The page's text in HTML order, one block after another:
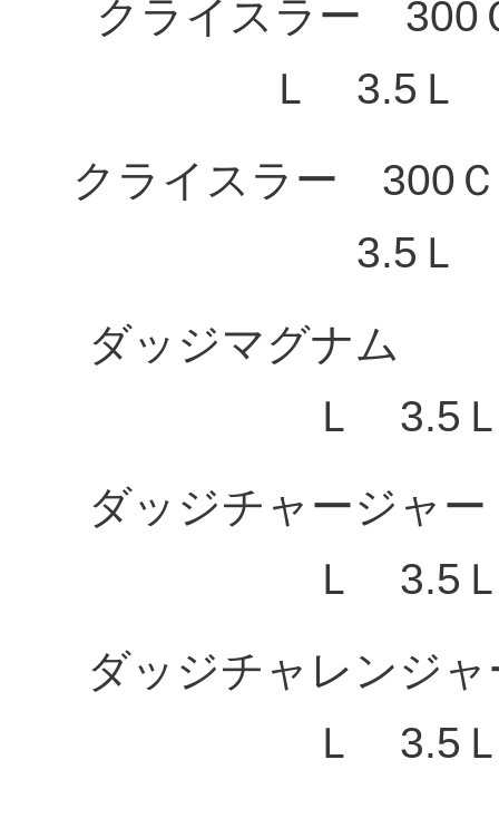
クライス
Ｌ 3.5
クライスラー
3.5Ｌ
ダッジ
Ｌ 3.5
ダッジチ
Ｌ 3.5
ダッジチ
Ｌ 3.5